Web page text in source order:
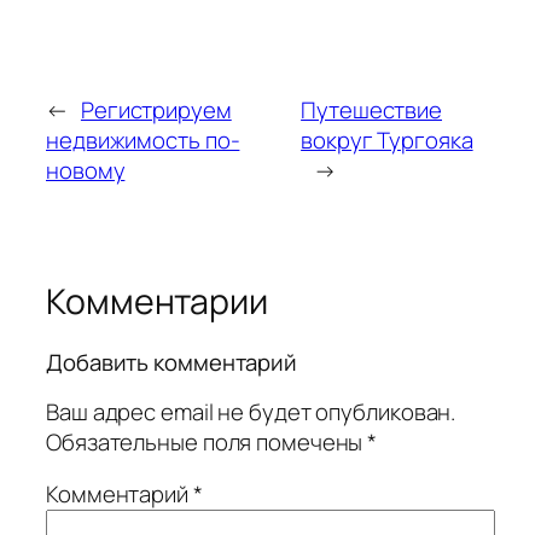
← Регистрируем
недвижимость по-
новому
Путешествие
вокруг Тургояка
→
Комментарии
Добавить комментарий
Ваш адрес email не будет опубликован.
Обязательные поля помечены*
Комментарий*